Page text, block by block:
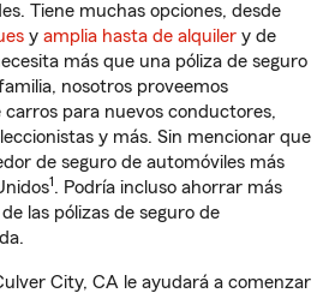
Tiene muchas opciones, desde
y amplia hasta de alquiler y de
más que una póliza de seguro
nosotros proveemos
para nuevos conductores,
y más. Sin mencionar que
de seguro de automóviles más
1. Podría incluso ahorrar más
las pólizas de seguro de
City, CA le ayudará a comenzar